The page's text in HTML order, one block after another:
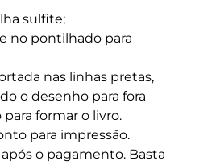
sulfite;
no pontilhado para
nas linhas pretas,
o desenho para fora
formar o livro.
para impressão.
o pagamento. Basta